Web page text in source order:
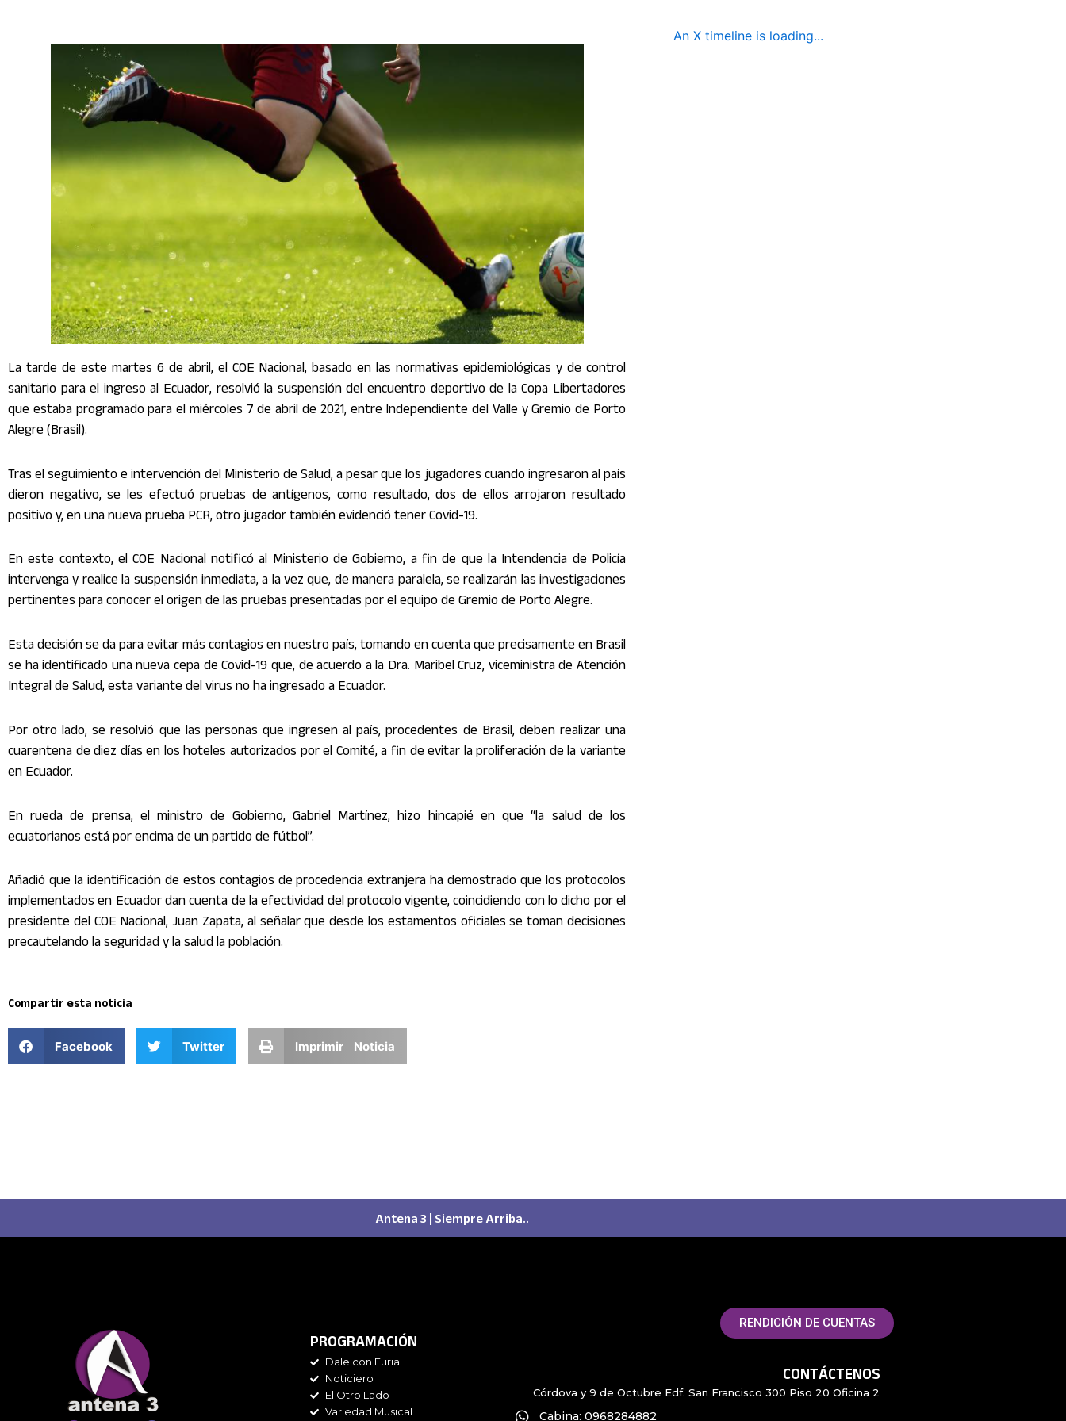
La tarde de este martes 6 de abril, el COE Nacional, basado en las normativas epidemiológicas y de control
sanitario para el ingreso al Ecuador, resolvió la suspensión del encuentro deportivo de la Copa Libertadores
que estaba programado para el miércoles 7 de abril de 2021, entre Independiente del Valle y Gremio de Porto
Alegre (Brasil).
Tras el seguimiento e intervención del Ministerio de Salud, a pesar que los jugadores cuando ingresaron al país
dieron negativo, se les efectuó pruebas de antígenos, como resultado, dos de ellos arrojaron resultado
positivo y, en una nueva prueba PCR, otro jugador también evidenció tener Covid-19.
En este contexto, el COE Nacional notificó al Ministerio de Gobierno, a fin de que la Intendencia de Policía
intervenga y realice la suspensión inmediata, a la vez que, de manera paralela, se realizarán las investigaciones
pertinentes para conocer el origen de las pruebas presentadas por el equipo de Gremio de Porto Alegre.
Esta decisión se da para evitar más contagios en nuestro país, tomando en cuenta que precisamente en Brasil
se ha identificado una nueva cepa de Covid-19 que, de acuerdo a la Dra. Maribel Cruz, viceministra de Atención
Integral de Salud, esta variante del virus no ha ingresado a Ecuador.
Por otro lado, se resolvió que las personas que ingresen al país, procedentes de Brasil, deben realizar una
cuarentena de diez días en los hoteles autorizados por el Comité, a fin de evitar la proliferación de la variante
en Ecuador.
En rueda de prensa, el ministro de Gobierno, Gabriel Martínez, hizo hincapié en que “la salud de los
ecuatorianos está por encima de un partido de fútbol”.
Añadió que la identificación de estos contagios de procedencia extranjera ha demostrado que los protocolos
implementados en Ecuador dan cuenta de la efectividad del protocolo vigente, coincidiendo con lo dicho por el
presidente del COE Nacional, Juan Zapata, al señalar que desde los estamentos oficiales se toman decisiones
precautelando la seguridad y la salud la población.
Compartir esta noticia
Facebook Twitter Imprimir Noticia
An X timeline is loading...
Antena 3 | Siempre Arriba..
PROGRAMACIÓN
Dale con Furia
Noticiero
El Otro Lado
Variedad Musical
RENDICIÓN DE CUENTAS
CONTÁCTENOS
Córdova y 9 de Octubre Edf. San Francisco 300 Piso 20 Oficina 2
Cabina: 0968284882